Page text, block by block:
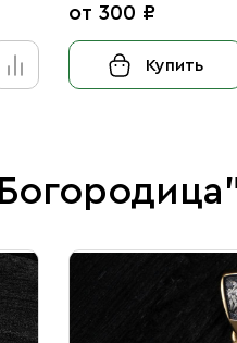
от 300 ₽
Купить